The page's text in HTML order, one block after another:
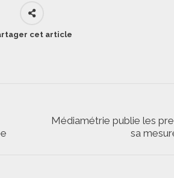
cet article
Onglet
Médiamétrie publie les
sa